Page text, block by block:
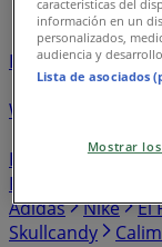
UPS
Ihop
Farmacias GI
Super
Williams
Homecenter
Pollo Loco
Adidas
Nike El
Skullcandy
información en un
personalizados,
audiencia y
Lista de asociados
Mostrar